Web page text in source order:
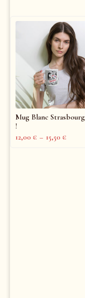
Mug Blanc
!
12,00 € – 15,50 €